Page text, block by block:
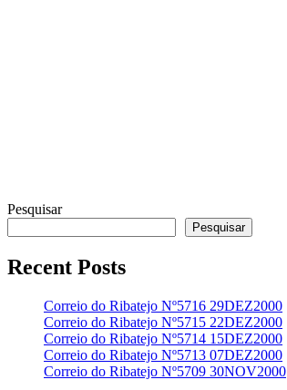
Pesquisar
Pesquisar
Recent Posts
Correio do Ribatejo Nº5716 29DEZ2000
Correio do Ribatejo Nº5715 22DEZ2000
Correio do Ribatejo Nº5714 15DEZ2000
Correio do Ribatejo Nº5713 07DEZ2000
Correio do Ribatejo Nº5709 30NOV2000